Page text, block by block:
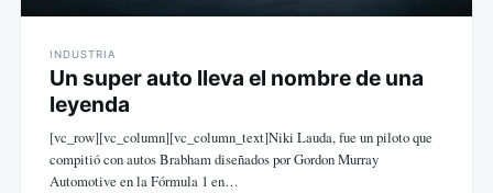
INDUSTRIA
Un super auto lleva el nombre de una
leyenda
[vc_row][vc_column][vc_column_text]Niki Lauda, fue un piloto que
compitió con autos Brabham diseñados por Gordon Murray
Automotive en la Fórmula 1 en…